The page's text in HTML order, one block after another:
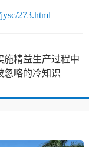
273.html
施精益生产过程中
忽略的冷知识